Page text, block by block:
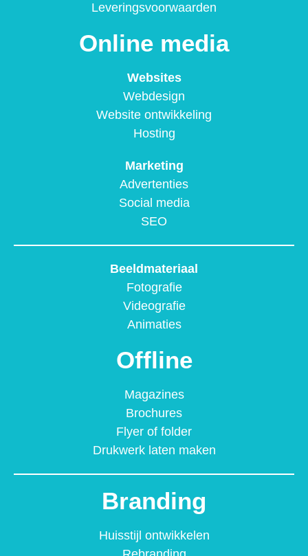
Leveringsvoorwaarden
Online media
Websites
Webdesign
Website ontwikkeling
Hosting
Marketing
Advertenties
Social media
SEO
Beeldmateriaal
Fotografie
Videografie
Animaties
Offline
Magazines
Brochures
Flyer of folder
Drukwerk laten maken
Branding
Huisstijl ontwikkelen